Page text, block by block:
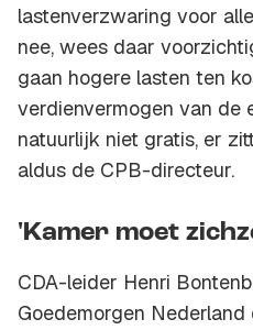
lastenverzwaring voor
nee, wees daar
gaan hogere lasten ten
verdienvermogen van de
natuurlijk niet gratis, er
aldus de CPB-directeur.
'Kamer moet
CDA-leider Henri
Goedemorgen Nederland